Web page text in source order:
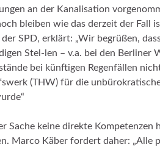
an der Kanalisation
bleiben wie das derzeit der Fall
SPD, erklärt: „Wir begrüßen,
Stel-len – v.a. bei den Berliner
bei künftigen Regenfällen
(THW) für die
Sache keine direkte
Marco Käber fordert daher: „Alle